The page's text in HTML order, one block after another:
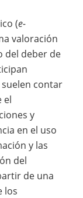
(e-
valoración
del deber de
contar
el
y
en el uso
y las
del
de una
los